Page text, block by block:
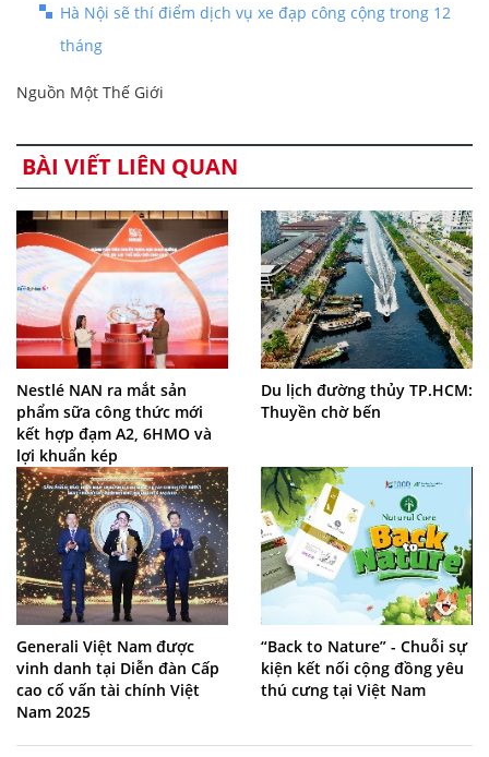
Hà Nội sẽ thí điểm dịch vụ xe đạp công cộng trong 12
tháng
Nguồn Một Thế Giới
BÀI VIẾT LIÊN QUAN
Nestlé NAN ra mắt sản
phẩm sữa công thức mới
kết hợp đạm A2, 6HMO và
lợi khuẩn kép
Du lịch đường thủy TP.HCM:
Thuyền chờ bến
Generali Việt Nam được
vinh danh tại Diễn đàn Cấp
cao cố vấn tài chính Việt
Nam 2025
“Back to Nature” - Chuỗi sự
kiện kết nối cộng đồng yêu
thú cưng tại Việt Nam